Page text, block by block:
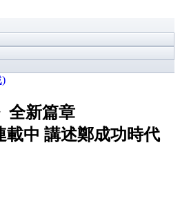
)
全新篇章
載中 講述鄭成功時代